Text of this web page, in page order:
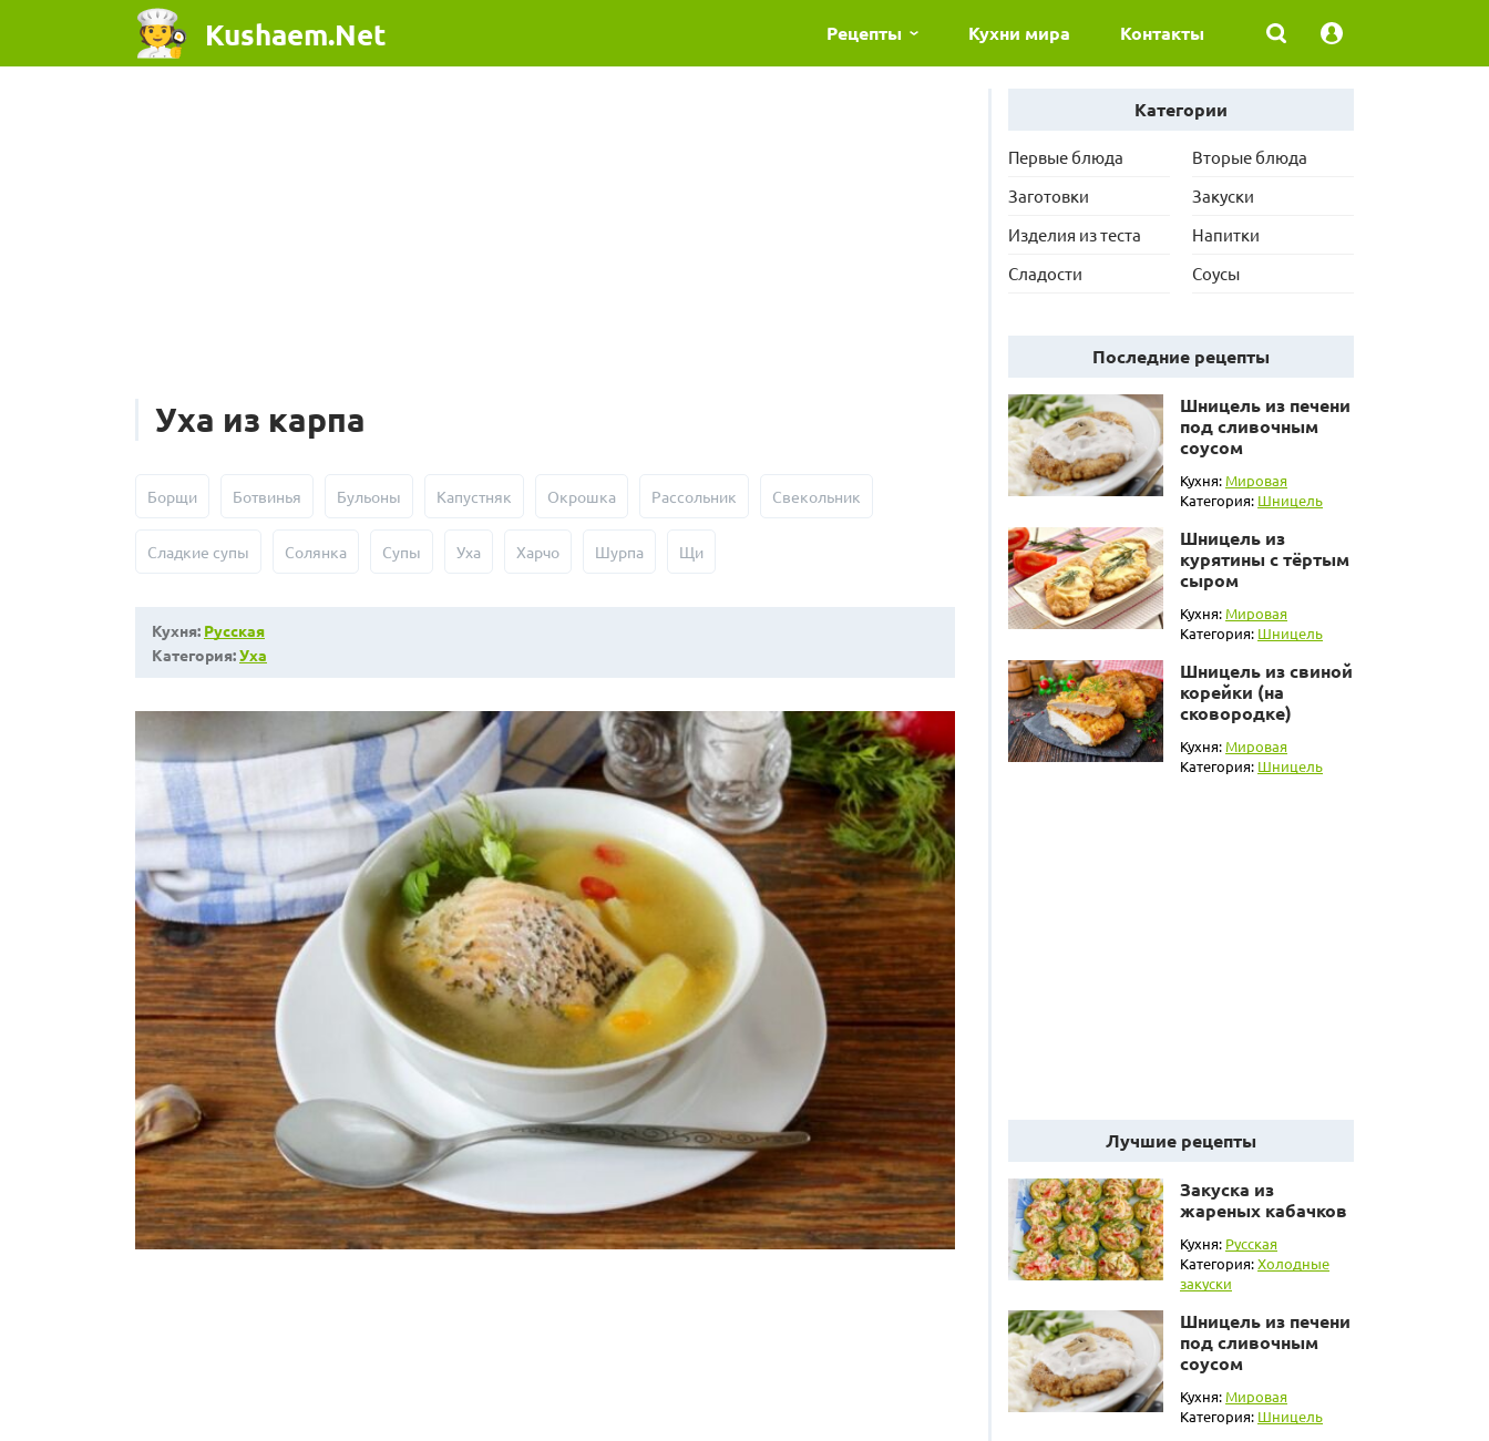
Kushaem.Net Рецепты Кухни мира Контакты
Уха из карпа
Борщи Ботвинья Бульоны Капустняк Окрошка Рассольник Свекольник
Сладкие супы Солянка Супы Уха Харчо Шурпа Щи
Кухня: Русская
Категория:Уха
Категории
Первые блюда
Вторые блюда
Заготовки
Закуски
Изделия из теста
Напитки
Сладости
Соусы
Последние рецепты
Шницель из печени
под сливочным
соусом
Кухня: Мировая
Категория: Шницель
Шницель из
курятины с тёртым
сыром
Кухня: Мировая
Категория: Шницель
Шницель из свиной
корейки (на
сковородке)
Кухня: Мировая
Категория: Шницель
Лучшие рецепты
Закуска из
жареных кабачков
Кухня: Русская
Категория:Холодные
закуски
Шницель из печени
под сливочным
соусом
Кухня: Мировая
Категория: Шницель